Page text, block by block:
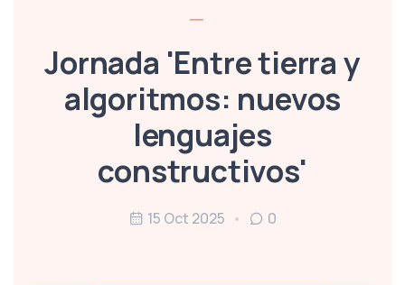
Jornada 'Entre tierra y
algoritmos: nuevos
lenguajes
constructivos'
15 Oct 2025 0